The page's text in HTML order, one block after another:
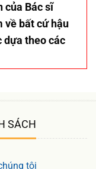
của Bác sĩ
về bất cứ hậu
dựa theo các
SÁCH
tôi